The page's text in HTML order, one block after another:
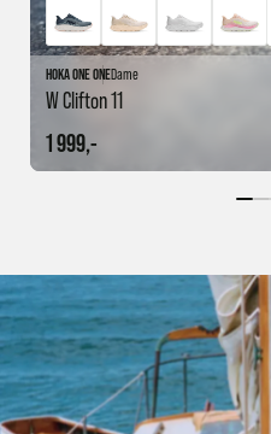
HOKA ONE ONEDame
W Clifton 11
1 999,-